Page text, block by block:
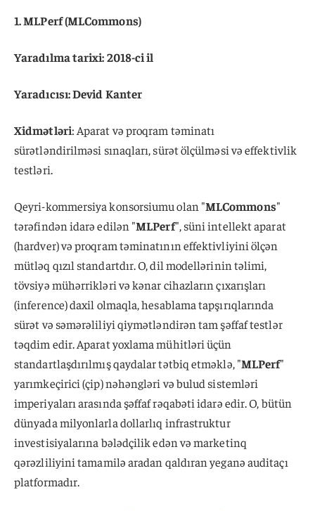
1. MLPerf (MLCommons)
Yaradılma tarixi: 2018-ci il
Yaradıcısı: Devid Kanter
Xidmətləri: Aparat və proqram təminatı
sürətləndirilməsi sınaqları, sürət ölçülməsi və effektivlik
testləri.
Qeyri-kommersiya konsorsiumu olan "MLCommons"
tərəfindən idarə edilən "MLPerf", süni intellekt aparat
(hardver) və proqram təminatının effektivliyini ölçən
mütləq qızıl standartdır. O, dil modellərinin təlimi,
tövsiyə mühərrikləri və kənar cihazların çıxarışları
(inference) daxil olmaqla, hesablama tapşırıqlarında
sürət və səmərəliliyi qiymətləndirən tam şəffaf testlər
təqdim edir. Aparat yoxlama mühitləri üçün
standartlaşdırılmış qaydalar tətbiq etməklə, "MLPerf"
yarımkeçirici (çip) nəhəngləri və bulud sistemləri
imperiyaları arasında şəffaf rəqabəti idarə edir. O, bütün
dünyada milyonlarla dollarlıq infrastruktur
investisiyalarına bələdçilik edən və marketinq
qərəzliliyini tamamilə aradan qaldıran yeganə auditaçı
platformadır.